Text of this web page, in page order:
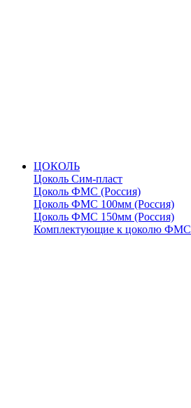
ЦОКОЛЬ
Цоколь Сим-пласт
Цоколь ФМС (Россия)
Цоколь ФМС 100мм (Россия)
Цоколь ФМС 150мм (Россия)
Комплектующие к цоколю ФМС